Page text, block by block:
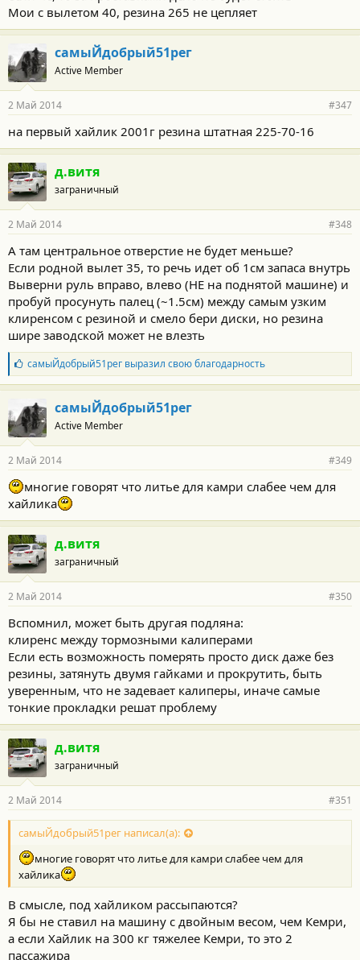
Мои с вылетом 40, резина 265 не цепляет
самыЙдобрый51рег
Active Member
2 Май 2014 #347
на первый хайлик 2001г резина штатная 225-70-16
д.витя
заграничный
2 Май 2014 #348
А там центральное отверстие не будет меньше?
Если родной вылет 35, то речь идет об 1см запаса внутрь
Выверни руль вправо, влево (НЕ на поднятой машине) и
пробуй просунуть палец (~1.5см) между самым узким
клиренсом с резиной и смело бери диски, но резина
шире заводской может не влезть
Б
л
а
о
д
а
н
с
т
и
:
самыЙдобрый51регвыразил свою благодарность
самыЙдобрый51рег
Active Member
2 Май 2014 #349
многие говорят что литье для камри слабее чем для
хайлика
д.витя
заграничный
2 Май 2014 #350
Вспомнил, может быть другая подляна:
клиренс между тормозными калиперами
Если есть возможность померять просто диск даже без
резины, затянуть двумя гайками и прокрутить, быть
уверенным, что не задевает калиперы, иначе самые
тонкие прокладки решат проблему
д.витя
заграничный
2 Май 2014 #351
самыЙдобрый51рег написал(а):
многие говорят что литье для камри слабее чем для
хайлика
В смысле, под хайликом рассыпаются?
Я бы не ставил на машину с двойным весом, чем Кемри,
а если Хайлик на 300 кг тяжелее Кемри, то это 2
пассажира